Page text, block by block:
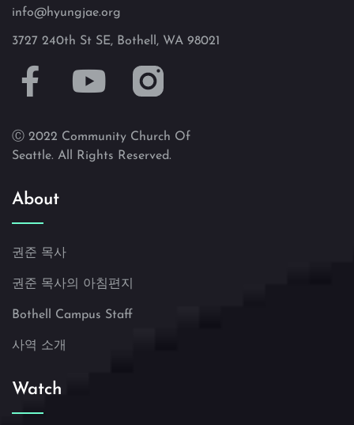
info@hyungjae.org
3727 240th St SE, Bothell, WA 98021
Ⓒ 2022 Community Church Of
Seattle. All Rights Reserved.
About
권준 목사
권준 목사의 아침편지
Bothell Campus Staff
사역 소개
Watch